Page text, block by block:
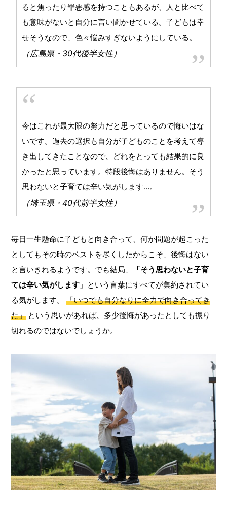
ると焦ったり罪悪感を持つこともあるが、人と比べて
も意味がないと自分に言い聞かせている。子どもは幸
せそうなので、色々悩みすぎないようにしている。
（広島県・30代後半女性）
今はこれが最大限の努力だと思っているので悔いはな
いです。過去の選択も自分が子どものことを考えて導
き出してきたことなので、どれをとっても結果的に良
かったと思っています。特段後悔はありません。そう
思わないと子育ては辛い気がします…。
（埼玉県・40代前半女性）
毎日一生懸命に子どもと向き合って、何か問題が起こった
としてもその時のベストを尽くしたからこそ、後悔はない
と言いきれるようです。でも結局、
「そう思わないと子育
ては辛い気がします」 という言葉にすべてが集約されてい
る気がします。
「いつでも自分なりに全力で向き合ってき
た」 という思いがあれば、多少後悔があったとしても振り
切れるのではないでしょうか。